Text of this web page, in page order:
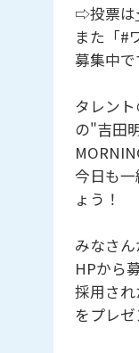
⇨投票は
また「#
募集中で
タレン
の"吉田
今日も
ょう！
みなさ
HPから
採用さ
をプレゼ